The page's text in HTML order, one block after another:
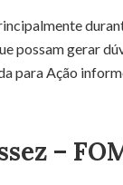
possam gerar
para Ação
–